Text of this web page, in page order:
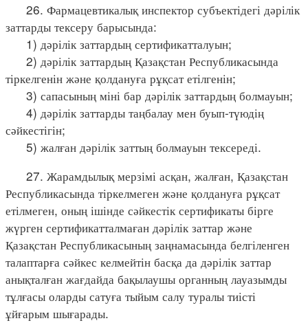
26. Фармацевтикалық инспектор субъектідегі дәрілік
заттарды тексеру барысында:
1) дәрілік заттардың сертификатталуын;
2) дәрілік заттардың Қазақстан Республикасында
тіркелгенін және қолдануға рұқсат етілгенін;
3) сапасының міні бар дәрілік заттардың болмауын;
4) дәрілік заттарды таңбалау мен буып-түюдің
сәйкестігін;
5) жалған дәрілік заттың болмауын тексереді.
27. Жарамдылық мерзімі асқан, жалған, Қазақстан
Республикасында тіркелмеген және қолдануға рұқсат
етілмеген, оның ішінде сәйкестік сертификаты бірге
жүрген сертификатталмаған дәрілік заттар және
Қазақстан Республикасының заңнамасында белгіленген
талаптарға сәйкес келмейтін басқа да дәрілік заттар
анықталған жағдайда бақылаушы органның лауазымды
тұлғасы оларды сатуға тыйым салу туралы тиісті
ұйғарым шығарады.